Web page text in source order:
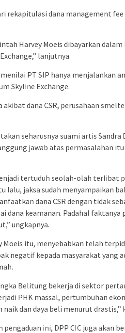
rekapitulasi dana management
Harvey Moeis dibayarkan
lanjutnya.
PT SIP hanya menjalankan
Skyline Exchange.
akibat dana CSR, perusahaan
seharusnya suami artis
jawab atas permasalahan
tertuduh seolah-olah terlibat
lalu, jaksa sudah menyampaikan
dana CSR dengan tidak
dana keamanan. Padahal
ungkapnya.
Moeis itu, menyebabkan telah
negatif kepada masyarakat yang
Belitung bekerja di sektor
PHK massal, pertumbuhan
dan daya beli menurut drastis,”
ini, DPP CIC juga akan